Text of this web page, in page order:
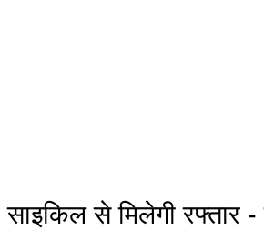
साइकिल से मिलेगी